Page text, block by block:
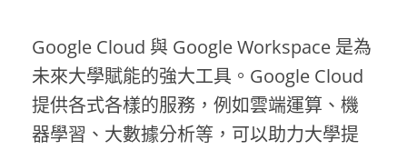
Google Cloud 與 Google Workspace 是為
未來大學賦能的強大工具。Google Cloud
提供各式各樣的服務，例如雲端運算、機
器學習、大數據分析等，可以助力大學提